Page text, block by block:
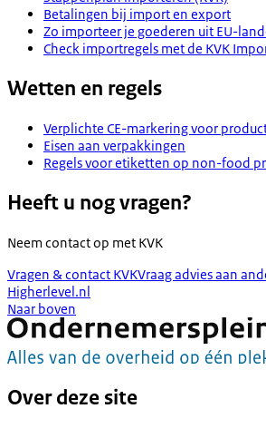
Betalingen bij import en export
Zo importeer je goederen uit EU-
Check importregels met de KVK
Wetten en regels
Verplichte CE-markering voor
Eisen aan verpakkingen
Regels voor etiketten op non-food
Heeft u nog vragen?
Neem contact op met KVK
Vragen & contact KVKVraag advies aan
Higherlevel.nl
Naar boven
Over deze site